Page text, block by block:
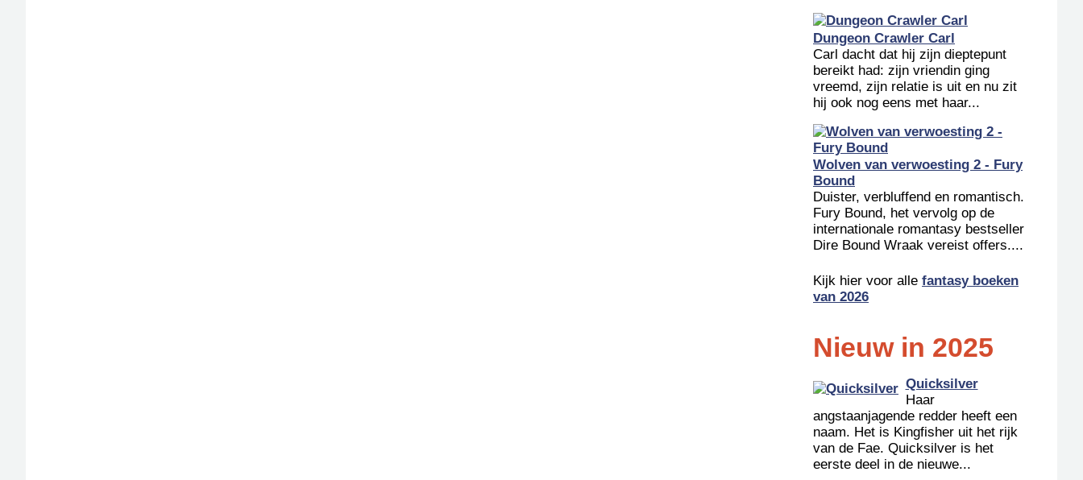
Dungeon Crawler Carl
Carl dacht dat hij zijn dieptepunt
bereikt had: zijn vriendin ging
vreemd, zijn relatie is uit en nu zit
hij ook nog eens met haar...
Wolven van verwoesting 2 - Fury
Bound
Duister, verbluffend en romantisch.
Fury Bound, het vervolg op de
internationale romantasy bestseller
Dire Bound Wraak vereist offers....
Kijk hier voor alle fantasy boeken
van 2026
Nieuw in 2025
Quicksilver
Haar
angstaanjagende redder heeft een
naam. Het is Kingfisher uit het rijk
van de Fae. Quicksilver is het
eerste deel in de nieuwe...